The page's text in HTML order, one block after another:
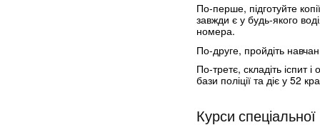
По-перше, підготуйте
завжди є у будь-якого
номера.
По-друге, пройдіть
По-третє, складіть
бази поліції та діє у 52
Курси